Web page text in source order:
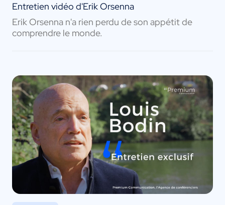
Entretien vidéo d'Erik Orsenna
Erik Orsenna n'a rien perdu de son appétit de
comprendre le monde.